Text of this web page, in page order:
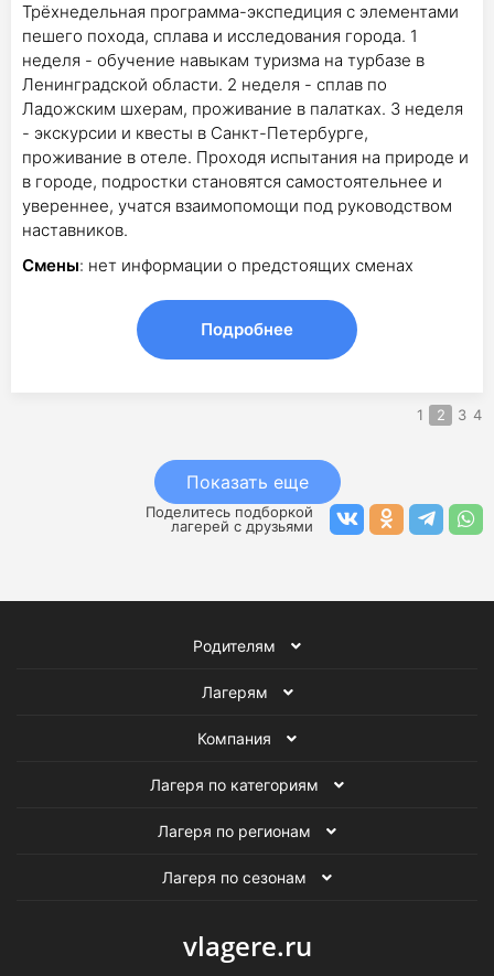
Трёхнедельная программа-экспедиция с элементами
пешего похода, сплава и исследования города. 1
неделя - обучение навыкам туризма на турбазе в
Ленинградской области. 2 неделя - сплав по
Ладожским шхерам, проживание в палатках. 3 неделя
- экскурсии и квесты в Санкт-Петербурге,
проживание в отеле. Проходя испытания на природе и
в городе, подростки становятся самостоятельнее и
увереннее, учатся взаимопомощи под руководством
наставников.
Смены: нет информации о предстоящих сменах
Подробнее
1 2 3 4
Показать еще
Поделитесь подборкой
лагерей с друзьями
Родителям
Лагерям
Компания
Лагеря по категориям
Лагеря по регионам
Лагеря по сезонам
vlagere.ru